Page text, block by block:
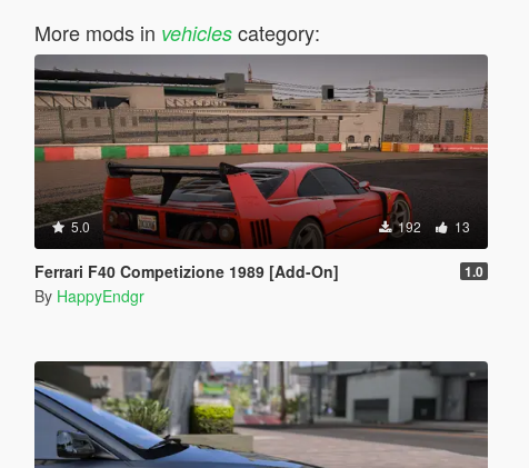
More mods in vehiclescategory:
5.0 192 13
Ferrari F40 Competizione 1989 [Add-On] 1.0
By HappyEndgr